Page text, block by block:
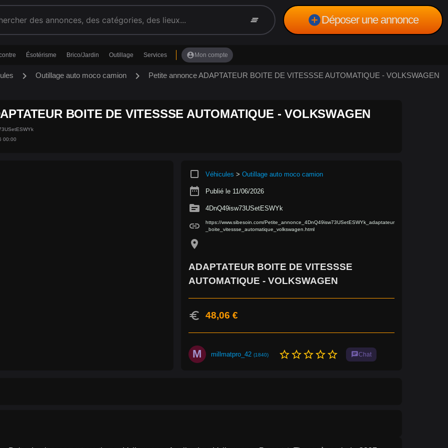
clear_all add_circleDéposer une annonce
Ésotérisme Brico/Jardin Outillage Services account_circle Mon compte
chevron_right Outillage auto moco camion chevron_right Petite annonce ADAPTATEUR BOITE DE VITESSSE AUTOMATIQUE - VOLKSWAGEN
BOITE DE VITESSSE AUTOMATIQUE - VOLKSWAGEN
00:00
crop_square Véhicules > Outillage auto moco camion
date_range Publié le 11/06/2026
source 4DnQ49isw73USetESWYk
link
https://www.sibesoin.com/Petite_annonce_4DnQ49isw73USetESWYk_adaptateur
_boite_vitessse_automatique_volkswagen.html
location_on
ADAPTATEUR BOITE DE VITESSSE
AUTOMATIQUE - VOLKSWAGEN
euro 48,06 €
M millmatpro_42 (1840) star_borderstar_borderstar_borderstar_borderstar_border chatChat